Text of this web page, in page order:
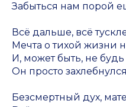
Забыться нам порой
Всё дальше, всё
Мечта о тихой жизни
И, может быть, не
Он просто
Безсмертный дух,